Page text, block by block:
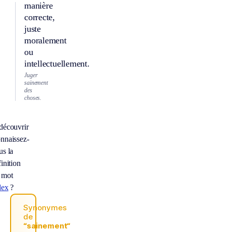
manière
correcte,
juste
moralement
ou
intellectuellement.
Juger
sainement
des
choses.
la
?
Synonymes
de
“sainement“